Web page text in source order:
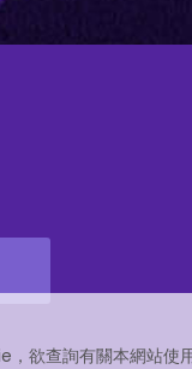
，欲查詢有關本網站使